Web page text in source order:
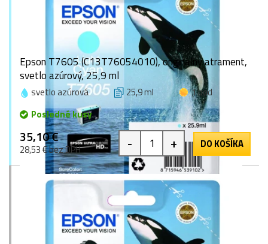
Epson T7605 (C13T76054010), originálny atrament,
svetlo azúrový, 25,9 ml
svetlo azúrová 25,9 ml
1 bod
Posledné kusy
35,10 €
28,53 € bez DPH - + DO KOŠÍKA